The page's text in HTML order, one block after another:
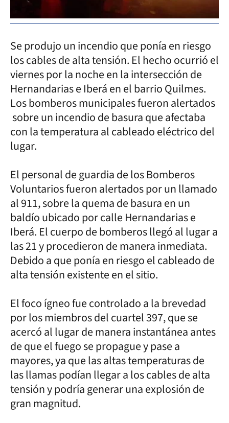
Se produjo un incendio que ponía en riesgo
los cables de alta tensión. El hecho ocurrió el
viernes por la noche en la intersección de
Hernandarias e Iberá en el barrio Quilmes.
Los bomberos municipales fueron alertados
sobre un incendio de basura que afectaba
con la temperatura al cableado eléctrico del
lugar.
El personal de guardia de los Bomberos
Voluntarios fueron alertados por un llamado
al 911, sobre la quema de basura en un
baldío ubicado por calle Hernandarias e
Iberá. El cuerpo de bomberos llegó al lugar a
las 21 y procedieron de manera inmediata.
Debido a que ponía en riesgo el cableado de
alta tensión existente en el sitio.
El foco ígneo fue controlado a la brevedad
por los miembros del cuartel 397, que se
acercó al lugar de manera instantánea antes
de que el fuego se propague y pase a
mayores, ya que las altas temperaturas de
las llamas podían llegar a los cables de alta
tensión y podría generar una explosión de
gran magnitud.